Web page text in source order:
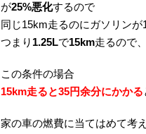
が25%悪化するので
同じ15km走るのにガソリンが
つまり 1.25Lで15km走るので
この条件の場合
15km走ると35円余分にかかる
家の車の燃費に当てはめて考